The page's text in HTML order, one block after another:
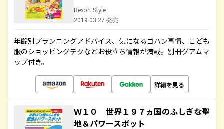
Resort Style
2019.03.27 発売
年齢別プランニングアドバイス、気になるゴハン事情、こども
服のショッピングテクなどお役立ち情報が満載。別冊グアムマ
ップ付き。
詳細を見る
Ｗ１０ 世界１９７ヵ国のふしぎな聖
地＆パワースポット